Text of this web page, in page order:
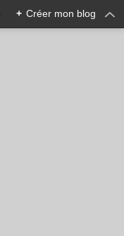
+ Créer mon blog